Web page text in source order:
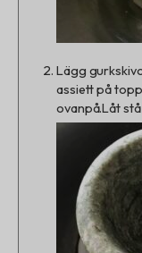
Lägg
assiett på
ovanpå.Låt